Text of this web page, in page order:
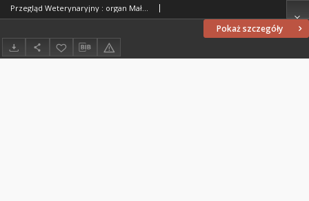
Pokaż szczegóły
Przegląd Weterynaryjny : organ Małopolskiego Towarzystwa Lekarzy Weterynaryjnych i Tow. Lekarzy Weterynaryjnych Województwa Krakowskiego i Śląskiego w Krakowie : miesięcznik poświęcony medycynie weterynaryjnej, 1925 R. 38, nr 3